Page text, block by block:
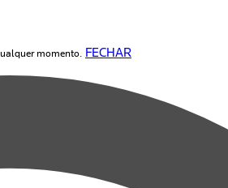
momento. FECHAR